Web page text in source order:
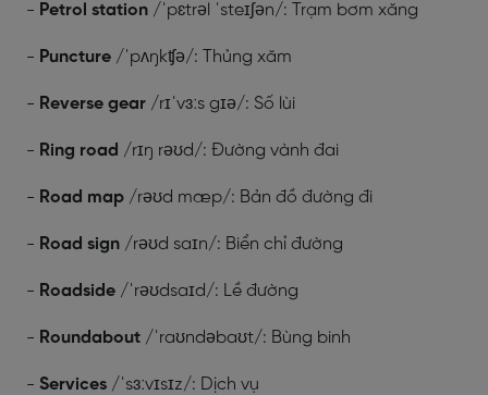
- Petrol station /ˈpɛtrəl ˈsteɪʃən/: Trạm bơm xăng
- Puncture /ˈpʌŋkʧə/: Thủng xăm
- Reverse gear /rɪˈvɜːs gɪə/: Số lùi
- Ring road /rɪŋ rəʊd/: Đường vành đai
- Road map /rəʊd mæp/: Bản đồ đường đi
- Road sign /rəʊd saɪn/: Biển chỉ đường
- Roadside /ˈrəʊdsaɪd/: Lề đường
- Roundabout /ˈraʊndəbaʊt/: Bùng binh
- Services /ˈsɜːvɪsɪz/: Dịch vụ